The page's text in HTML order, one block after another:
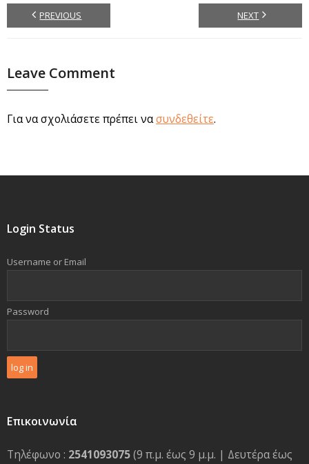
PREVIOUS NEXT
Leave Comment
Για να σχολιάσετε πρέπει νασυνδεθείτε.
Login Status
Username or Email
Password
Επικοινωνία
Τηλέφωνο : 2541093075(9 π.μ. έως 9 μ.μ. | Δευτέρα έως